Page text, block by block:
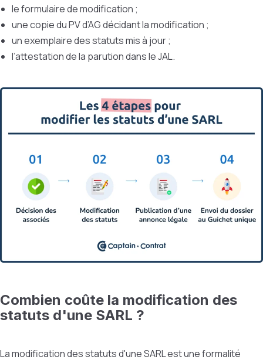
le formulaire de modification ;
une copie du PV d’AG décidant la modification ;
un exemplaire des statuts mis à jour ;
l’attestation de la parution dans le JAL.
Combien coûte la modification des
statuts d'une SARL ?
La modification des statuts d'une SARL est une formalité